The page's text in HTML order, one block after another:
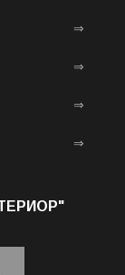
⇒
⇒
⇒
⇒